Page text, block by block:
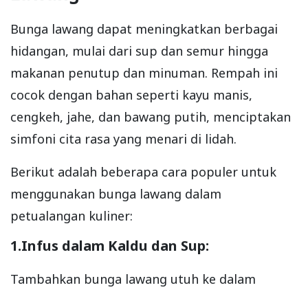
Bunga lawang dapat meningkatkan berbagai
hidangan, mulai dari sup dan semur hingga
makanan penutup dan minuman. Rempah ini
cocok dengan bahan seperti kayu manis,
cengkeh, jahe, dan bawang putih, menciptakan
simfoni cita rasa yang menari di lidah.
Berikut adalah beberapa cara populer untuk
menggunakan bunga lawang dalam
petualangan kuliner:
1.Infus dalam Kaldu dan Sup:
Tambahkan bunga lawang utuh ke dalam